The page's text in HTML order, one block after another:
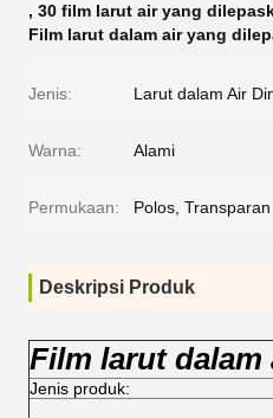
, 30 film larut air yang
Film larut dalam air yang
Jenis: Larut dalam Air
Warna: Alami
Permukaan: Polos, Transparan
Deskripsi Produk
Film larut
Jenis produk: